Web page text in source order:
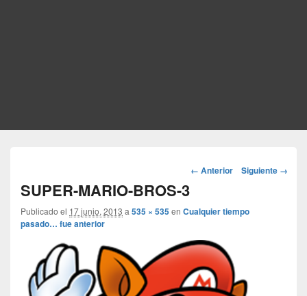
Navegador
← Anterior Siguiente →
SUPER-MARIO-BROS-3
Publicado el 17 junio, 2013 a 535 × 535en Cualquier tiempo
pasado… fue anterior